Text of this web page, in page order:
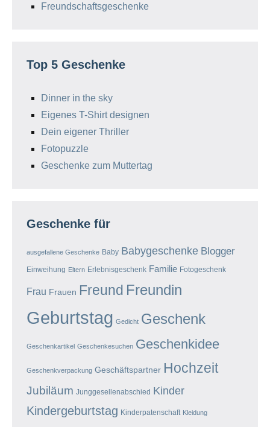
Freundschaftsgeschenke
Top 5 Geschenke
Dinner in the sky
Eigenes T-Shirt designen
Dein eigener Thriller
Fotopuzzle
Geschenke zum Muttertag
Geschenke für
ausgefallene Geschenke Baby Babygeschenke Blogger
Einweihung Eltern Erlebnisgeschenk Familie Fotogeschenk
Frau Frauen Freund Freundin
Geburtstag Gedicht Geschenk
Geschenkartikel Geschenkesuchen Geschenkidee
Geschenkverpackung Geschäftspartner Hochzeit
Jubiläum Junggesellenabschied Kinder
Kindergeburtstag Kinderpatenschaft Kleidung